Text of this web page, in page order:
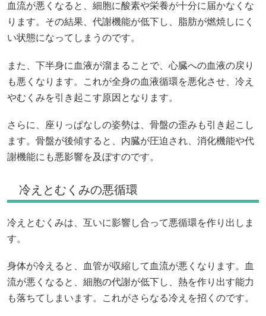
血流が悪くなると、細胞に酸素や栄養が十分に届かなくな
ります。その結果、代謝機能が低下し、脂肪が燃焼しにく
い状態になってしまうのです。
また、下半身に血液が溜まることで、心臓への血液の戻り
も悪くなります。これが全身の血液循環を悪化させ、冷え
やむくみを引き起こす原因となります。
さらに、座りっぱなしの姿勢は、骨盤の歪みも引き起こし
ます。骨盤が後傾すると、内臓が圧迫され、消化機能や代
謝機能にも悪影響を及ぼすのです。
冷えとむくみの悪循環
冷えとむくみは、互いに影響し合って悪循環を作り出しま
す。
身体が冷えると、血管が収縮して血流が悪くなります。血
流が悪くなると、細胞の代謝が低下し、熱を作り出す能力
も落ちてしまいます。これがさらなる冷えを招くのです。